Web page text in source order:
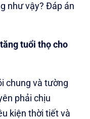
như vậy? Đáp án
tuổi thọ cho
chung và tường
phải chịu
kiện thời tiết và